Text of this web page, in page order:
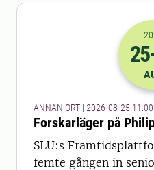
25
ANNAN ORT | 2026-08-25
Forskarläger på
SLU:s
femte gången in